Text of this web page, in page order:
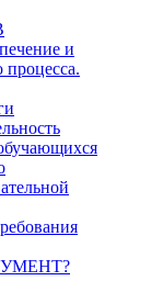
и
процесса.